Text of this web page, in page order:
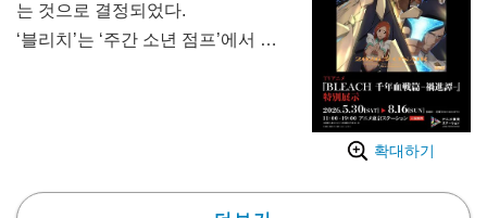
확대하기
는 것으로 결정되었다.
‘블리치’는 ‘주간 소년 점프’에서 연